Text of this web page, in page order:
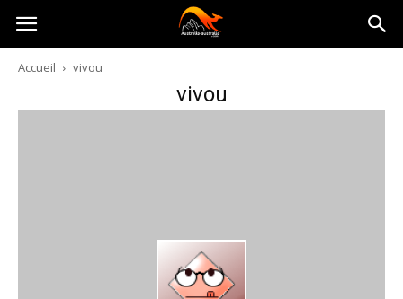
Australia-
australie.com
Accueil vivou
vivou